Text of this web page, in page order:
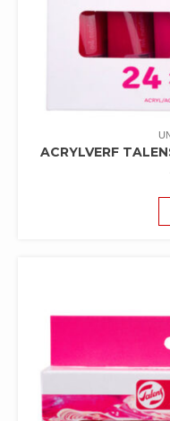
ACRYLVERF